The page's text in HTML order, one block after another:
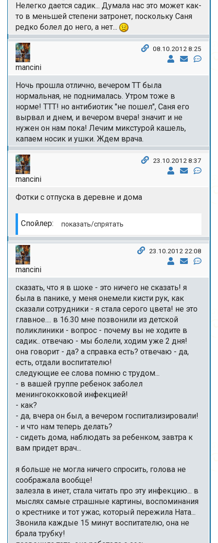
Нелегко дается садик... Думала нас это может как-
то в меньшей степени затронет, поскольку Саня
редко болел до него, а нет...
mancini
08.10.2012 8:25
Ночь прошла отлично, вечером ТТ была
нормальная, не поднималась. Утром тоже в
норме! ТТТ! но антибиотик "не пошел", Саня его
вырвал и днем, и вечером вчера! значит и не
нужен он нам пока! Лечим микстурой кашель,
капаем носик и ушки. Ждем врача.
mancini
23.10.2012 8:37
Фотки с отпуска в деревне и дома
Спойлер:
mancini
23.10.2012 22:08
сказать, что я в шоке - это ничего не сказать! я
была в панике, у меня онемели кисти рук, как
сказали сотрудники - я стала серого цвета! не это
главное.... в 16.30 мне позвонили из детской
поликлиники - вопрос - почему вы не ходите в
садик.. отвечаю - мы болели, ходим уже 2 дня!
она говорит - да? а справка есть? отвечаю - да,
есть, отдали воспитателю!
следующие ее слова помню с трудом...
- в вашей группе ребенок заболел
менингококковой инфекцией!
- как?
- да, вчера он был, а вечером госпитализировали!
- и что нам теперь делать?
- сидеть дома, наблюдать за ребенком, завтра к
вам придет врач...
я больше не могла ничего спросить, голова не
соображала вообще!
залезла в инет, стала читать про эту инфекцию... в
мыслях самые страшные картины, воспоминания
о крестнике и тот ужас, который пережила Ната...
Звонила каждые 15 минут воспитателю, она не
брала трубку!